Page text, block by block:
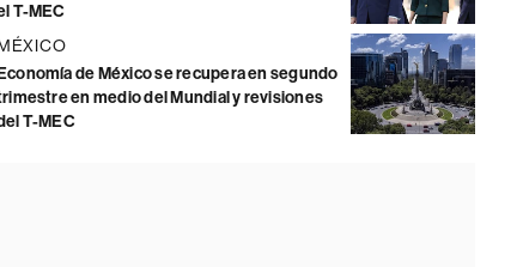
T-MEC
de México se recupera en segundo
en medio del Mundial y revisiones
T-MEC